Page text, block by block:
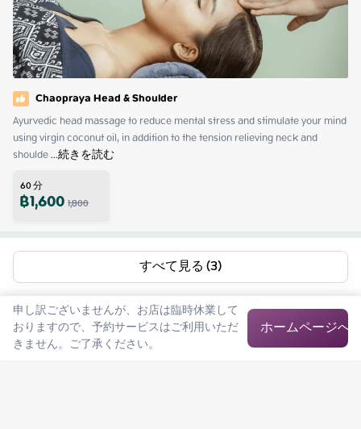
Chaopraya Head & Shoulder
Ayurvedic head massage to reduce mental stress and stimulate your mind
using virgin coconut oil, in addition to the tension relieving neck and
shoulde ...続きを読む
60分
฿1,6001,800
すべて見る (3)
申し訳ございませんが、お店は臨時休業して
おりますので、予約サービスはご利用いただ
きません。ご了承ください。
ホームページへ